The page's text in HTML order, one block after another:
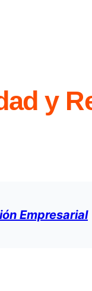
y
Empresarial